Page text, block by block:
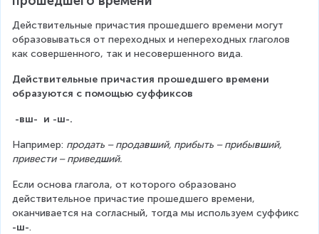
Действительные причастия прошедшего времени могут
образовываться от переходных и непереходных глаголов
как совершенного, так и несовершенного вида.
Действительные причастия прошедшего времени
образуются с помощью суффиксов
-вш-  и -ш-.
Например: продать – продавший, прибыть – прибывший,
привести – приведший.
Если основа глагола, от которого образовано
действительное причастие прошедшего времени,
оканчивается на согласный, тогда мы используем суффикс
-ш-.